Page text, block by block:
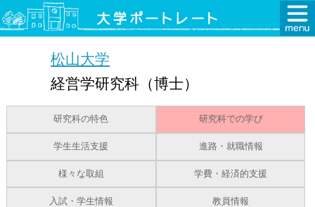
松山大学
経営学研究科（博士）
研究科の特色 研究科での学び
学生生活支援 進路・就職情報
様々な取組 学費・経済的支援
入試・学生情報 教員情報